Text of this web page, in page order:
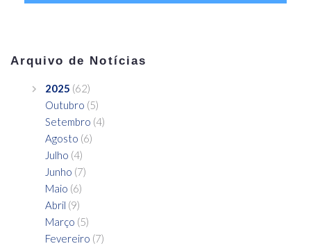
Arquivo de Notícias
2025 (62)
Outubro (5)
Setembro (4)
Agosto (6)
Julho (4)
Junho (7)
Maio (6)
Abril (9)
Março (5)
Fevereiro (7)